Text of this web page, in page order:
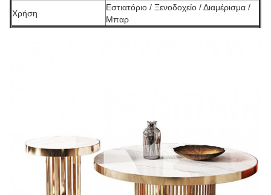
Χρήση
Εστιατόριο / Ξενοδοχείο / Διαμέρισμα /
Μπαρ